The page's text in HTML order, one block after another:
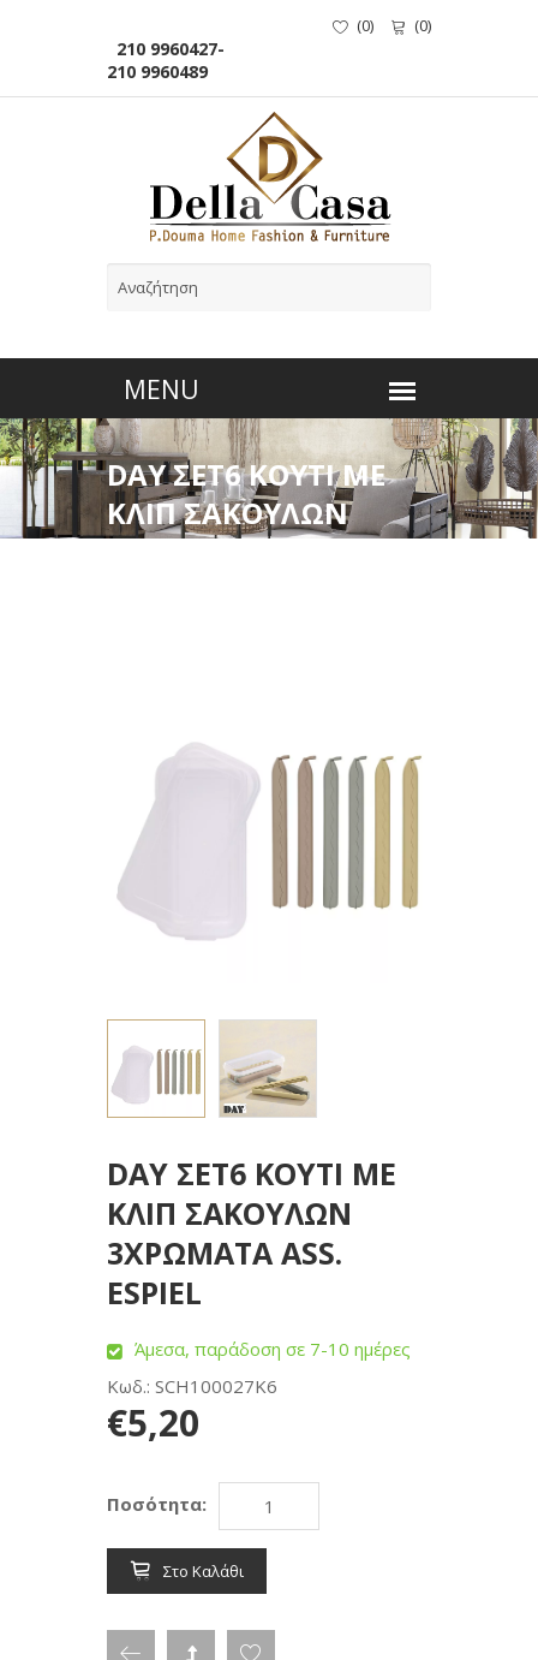
210 9960427-
210 9960489
(0) (0)
DAY ΣΕΤ6 ΚΟΥΤΙ ΜΕ
ΚΛΙΠ ΣΑΚΟΥΛΩΝ
3ΧΡΩΜΑΤΑ ASS.
DAY ΣΕΤ6 ΚΟΥΤΙ ΜΕ
ΚΛΙΠ ΣΑΚΟΥΛΩΝ
3ΧΡΩΜΑΤΑ ASS.
ESPIEL
Άμεσα, παράδοση σε 7-10 ημέρες
Κωδ.: SCH100027K6
€5,20
Ποσότητα:
Στο Καλάθι